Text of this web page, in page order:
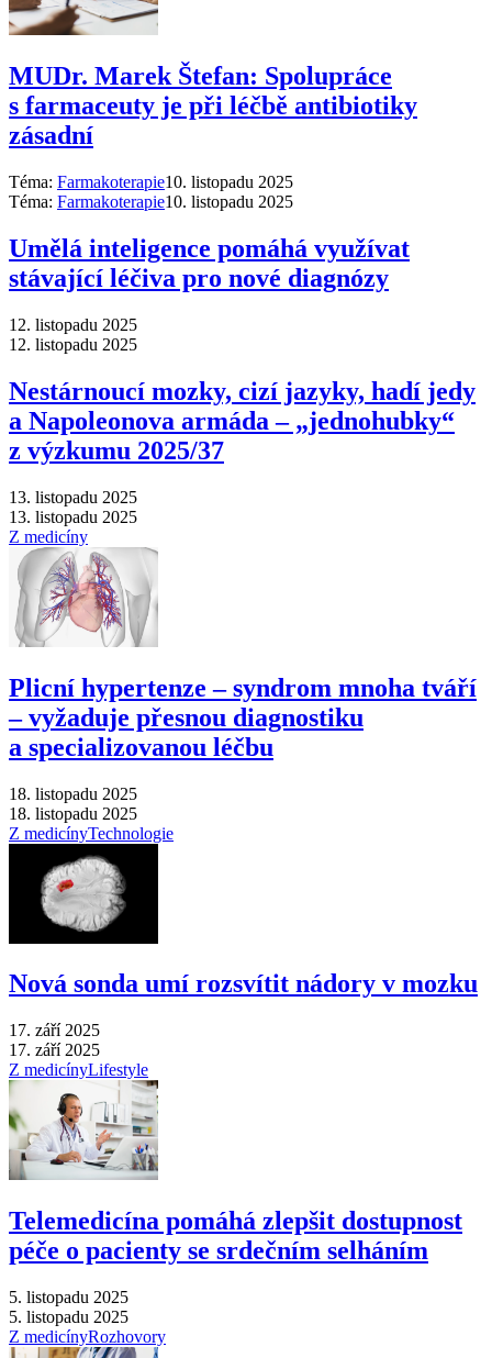
MUDr. Marek Štefan: Spolupráce
s farmaceuty je při léčbě antibiotiky
zásadní
Téma: Farmakoterapie10. listopadu 2025
Téma: Farmakoterapie10. listopadu 2025
Umělá inteligence pomáhá využívat
stávající léčiva pro nové diagnózy
12. listopadu 2025
12. listopadu 2025
Nestárnoucí mozky, cizí jazyky, hadí jedy
a Napoleonova armáda –⁠ „jednohubky“
z výzkumu 2025/37
13. listopadu 2025
13. listopadu 2025
Z medicíny
Plicní hypertenze –⁠ syndrom mnoha tváří
–⁠ vyžaduje přesnou diagnostiku
a specializovanou léčbu
18. listopadu 2025
18. listopadu 2025
Z medicínyTechnologie
Nová sonda umí rozsvítit nádory v mozku
17. září 2025
17. září 2025
Z medicínyLifestyle
Telemedicína pomáhá zlepšit dostupnost
péče o pacienty se srdečním selháním
5. listopadu 2025
5. listopadu 2025
Z medicínyRozhovory